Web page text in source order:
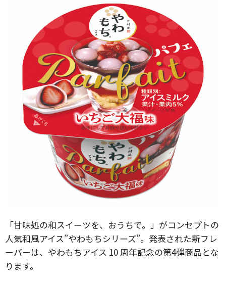
「甘味処の和スイーツを、おうちで。」がコンセプトの
人気和風アイス”やわもちシリーズ”。発表された新フレ
ーバーは、やわもちアイス 10 周年記念の第4弾商品とな
ります。